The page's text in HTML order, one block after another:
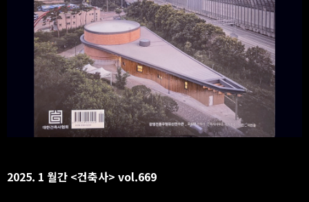
2025. 1 월간 <건축사> vol.669